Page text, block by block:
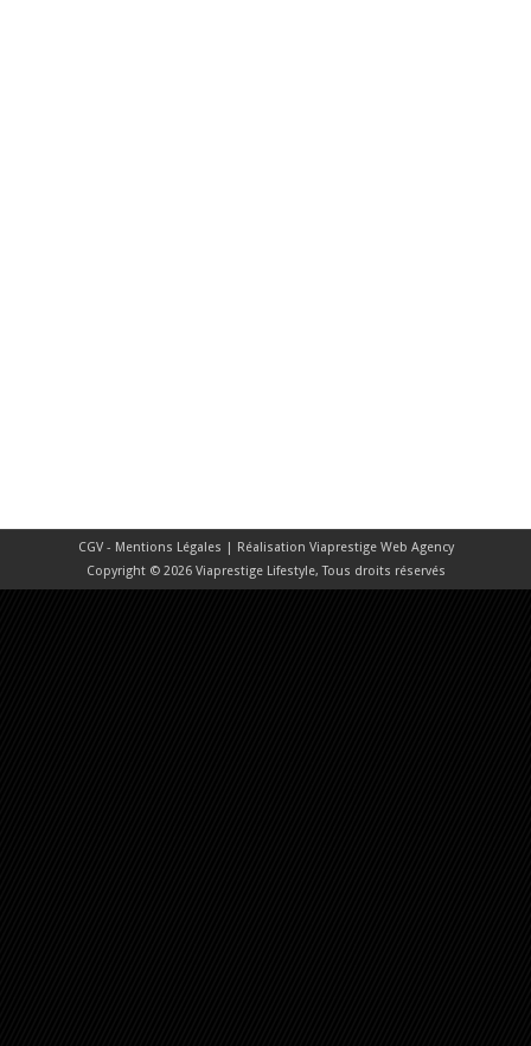
CGV - Mentions Légales | Réalisation Viaprestige Web Agency
Copyright © 2026 Viaprestige Lifestyle, Tous droits réservés